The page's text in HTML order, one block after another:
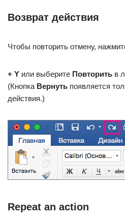
Возврат действия
Чтобы повторить отмену,
+ Y или выберите Повторить в
(Кнопка Вернуть появляется
действия.)
Repeat an action